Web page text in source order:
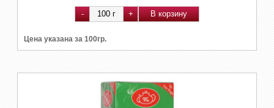
Цена указана за 100гр.